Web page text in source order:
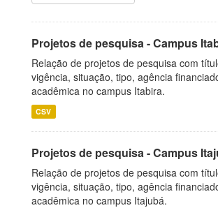
Projetos de pesquisa - Campus
Relação de projetos de pesquisa com
vigência, situação, tipo, agência
acadêmica no campus Itabira.
CSV
Projetos de pesquisa - Campus
Relação de projetos de pesquisa com
vigência, situação, tipo, agência
acadêmica no campus Itajubá.